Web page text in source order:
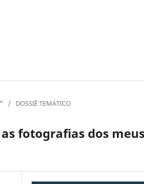
/ DOSSIÊ TEMÁTICO
fotografias dos meus